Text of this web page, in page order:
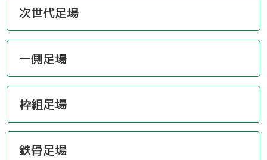
次世代足場
一側足場
枠組足場
鉄骨足場